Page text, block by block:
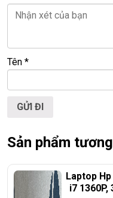
Tên *
Sản phẩm
Laptop
i7 1360P,